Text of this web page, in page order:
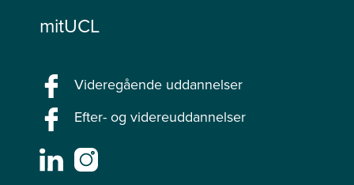
mitUCL
Videregående uddannelser
Efter- og videreuddannelser